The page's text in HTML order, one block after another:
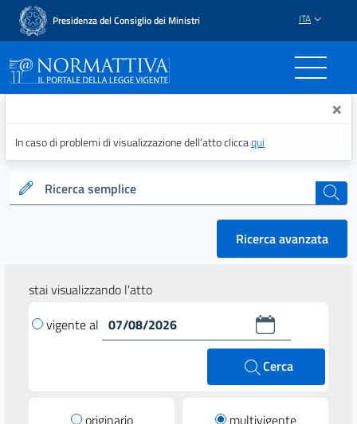
Presidenza del Consiglio dei Ministri ITA
Normattiva - Il portale ×
In caso di problemi di visualizzazione dell’atto cliccaqui
Ricerca semplice cerca
Ricerca avanzata
stai visualizzando l'atto
vigente al
Cerca
originario multivigente